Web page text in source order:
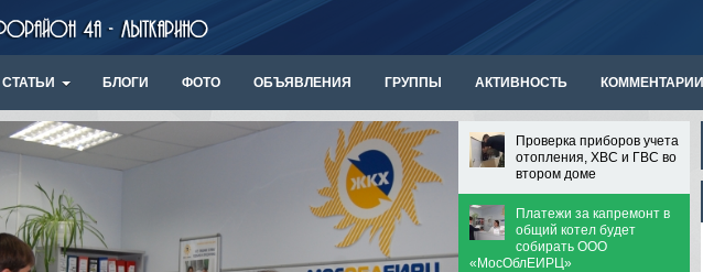
СТАТЬИ БЛОГИ ФОТО ОБЪЯВЛЕНИЯ ГРУППЫ АКТИВНОСТЬ КОММЕНТАРИИ
Проверка приборов учета
отопления, ХВС и ГВС во
втором доме
Платежи за капремонт в
общий котел будет
собирать ООО
«МосОблЕИРЦ»